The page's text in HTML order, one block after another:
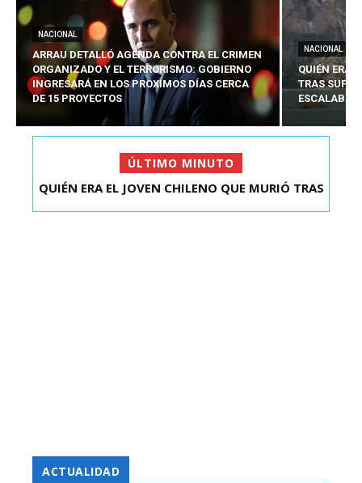
NACIONAL
ARRAU DETALLÓ AGENDA CONTRA EL CRIMEN
ORGANIZADO Y EL TERRORISMO: GOBIERNO
INGRESARÁ EN LOS PRÓXIMOS DÍAS CERCA
DE 15 PROYECTOS
NACIONAL
QUIÉN ERA
TRAS
ESCALABA
ÚLTIMO MINUTO
TC ADMITE A TRÁMITE Y DECLARA ADMISIBLES
QUIÉN ERA EL JOVEN CHILENO QUE MURIÓ TRAS
ACTUALIDAD